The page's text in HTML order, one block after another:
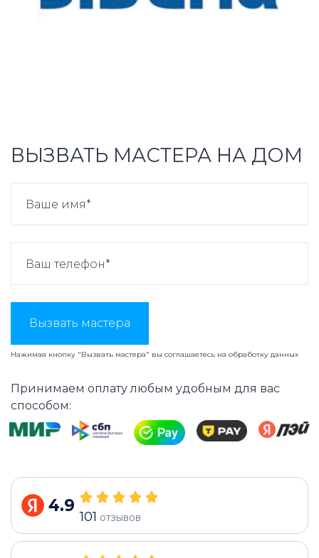
ВЫЗВАТЬ МАСТЕРА НА ДОМ
Вызвать мастера
Нажимая кнопку "Вызвать мастера" вы соглашаетесь на обработку данных
Принимаем оплату любым удобным для вас
способом:
4.9
101 отзывов